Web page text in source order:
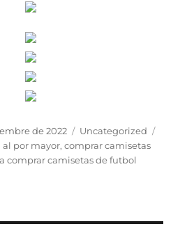
de 2022 Categorías
Uncategorized
al por mayor,comprar camisetas
comprar camisetas de futbol